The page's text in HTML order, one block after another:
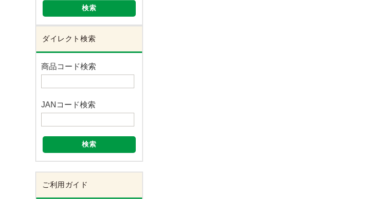
検索
ダイレクト検索
商品コード検索
JANコード検索
検索
ご利用ガイド